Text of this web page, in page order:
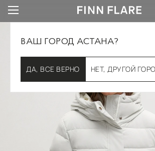
ВАШ ГОРОД АСТАНА?
ДА, ВСЕ ВЕРНО НЕТ, ДРУГОЙ